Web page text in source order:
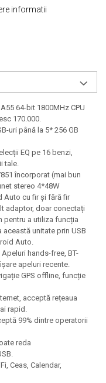
informatii
64-bit 1800MHz CPU
170.000.
uri până la 5* 256 GB
EQ pe 16 benzi,
tale.
încorporat (mai bun
stereo 4*48W
Auto cu fir și fără fir
adaptor, doar conectați
pentru a utiliza funcția
unitate prin USB
Auto.
hands-free, BT-
apeluri recente.
GPS offline, funcție
acceptă rețeaua
rapid.
99% dintre operatorii
reda
Ceas, Calendar,